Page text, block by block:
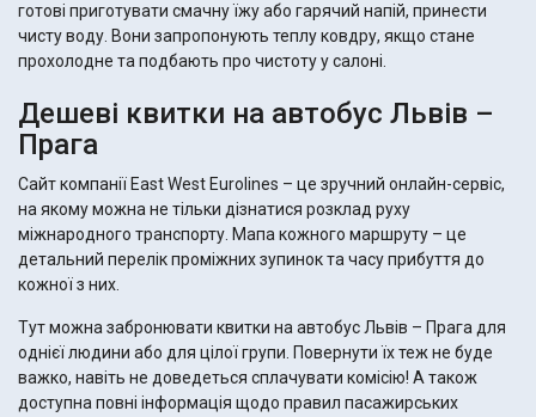
готові приготувати смачну їжу або гарячий напій, принести
чисту воду. Вони запропонують теплу ковдру, якщо стане
прохолодне та подбають про чистоту у салоні.
Дешеві квитки на автобус Львів –
Прага
Сайт компанії East West Eurolines – це зручний онлайн-сервіс,
на якому можна не тільки дізнатися розклад руху
міжнародного транспорту. Мапа кожного маршруту – це
детальний перелік проміжних зупинок та часу прибуття до
кожної з них.
Тут можна забронювати квитки на автобус Львів – Прага для
однієї людини або для цілої групи. Повернути їх теж не буде
важко, навіть не доведеться сплачувати комісію! А також
доступна повні інформація щодо правил пасажирських